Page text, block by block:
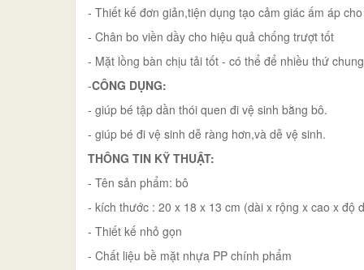
- Thiết kế đơn giản,tiện dụng tạo cảm giác ấm áp
- Chân bo viền dầy cho hiệu quả chống trượt tốt
- Mặt lồng bàn chịu tải tốt - có thể để nhiều thứ
-CÔNG DỤNG:
- giúp bé tập dần thói quen đi vệ sinh bằng bô.
- giúp bé đi vệ sinh dễ ràng hơn,và dễ vệ sinh.
THÔNG TIN KỸ THUẬT:
- Tên sản phẩm: bô
- kích thước : 20 x 18 x 13 cm (dài x rộng x cao x độ
- Thiết kế nhỏ gọn
- Chất liệu bề mặt nhựa PP chính phẩm